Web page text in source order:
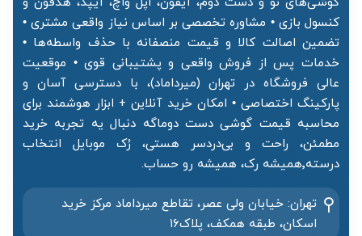
کنسول بازی • مشاوره تخصصی بر اساس نیاز واقعی مشتری •
تضمین اصالت کالا و قیمت منصفانه با حذف واسطه‌ها •
خدمات پس از فروش واقعی و پشتیبانی قوی • موقعیت
عالی فروشگاه در تهران (میرداماد)، با دسترسی آسان و
پارکینگ اختصاصی • امکان خرید آنلاین + ابزار هوشمند برای
محاسبه قیمت گوشی دست دوماگه دنبال یه تجربه خرید
مطمئن، راحت و بی‌دردسر هستی، رُک موبایل انتخاب
درسته٬همیشه رک، همیشه رو حساب.
تهران: خیابان ولی عصر، تقاطع میرداماد مرکز خرید‌
اسکان، طبقه همکف، پلاک۱۶